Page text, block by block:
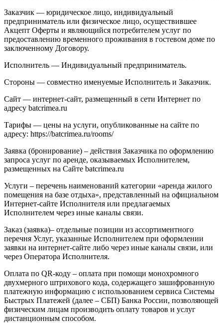
Заказчик — юридическое лицо, индивидуальный
предприниматель или физическое лицо, осуществившее
Акцепт Оферты и являющийся потребителем услуг по
предоставлению временного проживания в гостевом доме по
заключенному Договору.
Исполнитель — Индивидуальный предприниматель.
Стороны — совместно именуемые Исполнитель и Заказчик.
Сайт — интернет-сайт, размещенный в сети Интернет по
адресу batcrimea.ru
Тарифы — цены на услуги, опубликованные на сайте по
адресу: https://batcrimea.ru/rooms/
Заявка (бронирование) – действия Заказчика по оформлению
запроса услуг по аренде, оказываемых Исполнителем,
размещенных на Сайте batcrimea.ru
Услуги – перечень наименований категории «аренда жилого
помещения на базе отдыха», представленный на официальном
Интернет-сайте Исполнителя или предлагаемых
Исполнителем через иные каналы связи.
Заказ (заявка)– отдельные позиции из ассортиментного
перечня Услуг, указанные Исполнителем при оформлении
заявки на интернет-сайте либо через иные каналы связи, или
через Оператора Исполнителя.
Оплата по QR-коду – оплата при помощи монохромного
двухмерного штрихового кода, содержащего зашифрованную
платежную информацию с использованием сервиса Системы
Быстрых Платежей (далее – СБП) Банка России, позволяющей
физическим лицам производить оплату товаров и услуг
дистанционным способом.